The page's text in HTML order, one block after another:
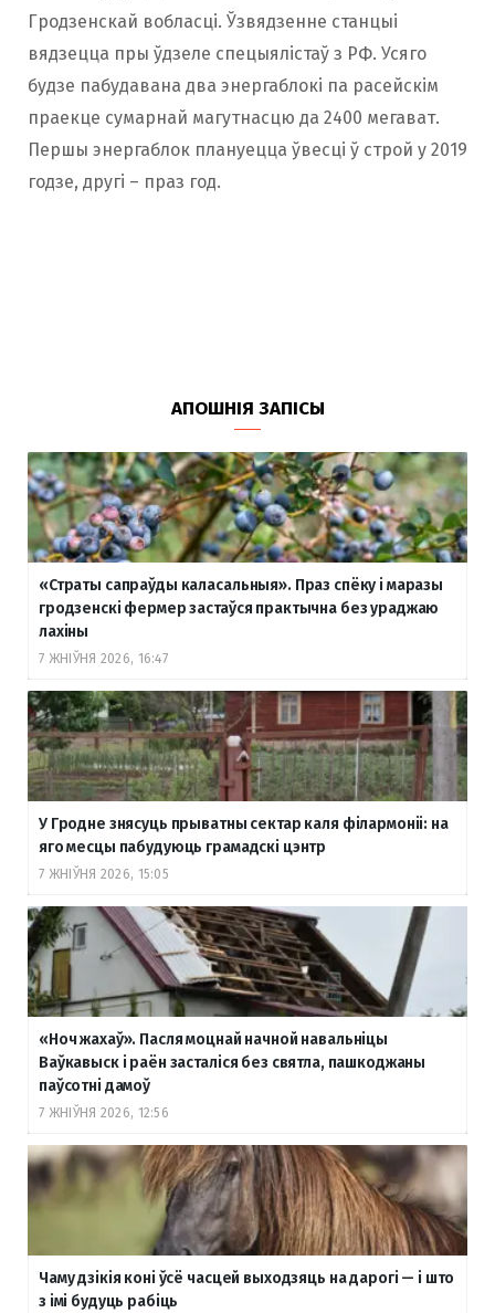
Гродзенскай вобласці. Ўзвядзенне станцыі
вядзецца пры ўдзеле спецыялістаў з РФ. Усяго
будзе пабудавана два энергаблокі па расейскім
праекце сумарнай магутнасцю да 2400 мегават.
Першы энергаблок плануецца ўвесці ў строй у 2019
годзе, другі – праз год.
АПОШНІЯ ЗАПІСЫ
«Страты сапраўды каласальныя». Праз спёку і маразы
гродзенскі фермер застаўся практычна без ураджаю
лахіны
7 ЖНІЎНЯ 2026, 16:47
У Гродне знясуць прыватны сектар каля філармоніі: на
яго месцы пабудуюць грамадскі цэнтр
7 ЖНІЎНЯ 2026, 15:05
«Ноч жахаў». Пасля моцнай начной навальніцы
Ваўкавыск і раён засталіся без святла, пашкоджаны
паўсотні дамоў
7 ЖНІЎНЯ 2026, 12:56
Чаму дзікія коні ўсё часцей выходзяць на дарогі — і што
з імі будуць рабіць